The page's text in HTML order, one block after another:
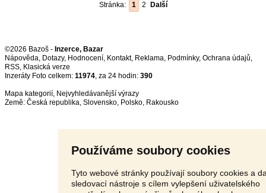
Používáme soubory cookies
Tyto webové stránky používají soubory cookies a
sledovací nástroje s cílem vylepšení uživatelského
Stránka: 1 2 Další
©2026 Bazoš - Inzerce, Bazar
Nápověda, Dotazy, Hodnocení, Kontakt, Reklama, Podmínky, Ochrana údajů,
RSS,
Inzeráty Foto celkem: 11974, za 24 hodin: 390
Mapa kategorií, Nejvyhledávanější výrazy
Země: Česká republika, Slovensko, Polsko, Rakousko